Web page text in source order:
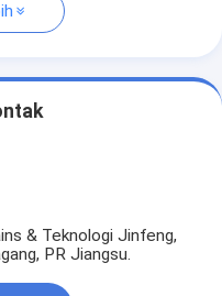
& Teknologi Jinfeng,
PR Jiangsu.